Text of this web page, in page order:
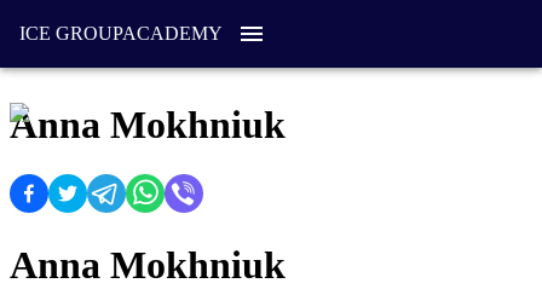
ICE GROUPACADEMY
Anna Mokhniuk
Anna Mokhniuk